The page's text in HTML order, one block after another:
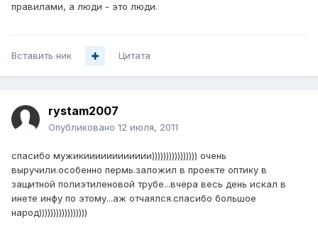
правилами, а люди - это люди.
Вставить ник Цитата
rystam2007
Опубликовано 12 июля, 2011
спасибо мужикииииииииииии)))))))))))))))) очень
выручили.особенно пермь.заложил в проекте оптику в
защитной полиэтиленовой трубе...вчера весь день искал в
инете инфу по этому...аж отчаялся.спасибо большое
народ)))))))))))))))))